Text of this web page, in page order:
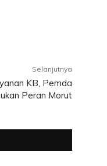
Selanjutnya
KB, Pemda
Peran Morut